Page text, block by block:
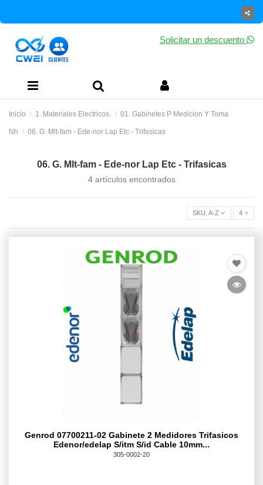
Solicitar un descuento
Inicio 1. Materiales Electricos. 01. Gabinetes P Medicion Y Toma
Nh 06. G. Mlt-fam - Ede-nor Lap Etc - Trifasicas
06. G. Mlt-fam - Ede-nor Lap Etc - Trifasicas
4 artículos encontrados
SKU,
Genrod 07700211-02 Gabinete 2 Medidores Trifasicos
Edenor/edelap S/itm S/id Cable 10mm...
305-0002-20